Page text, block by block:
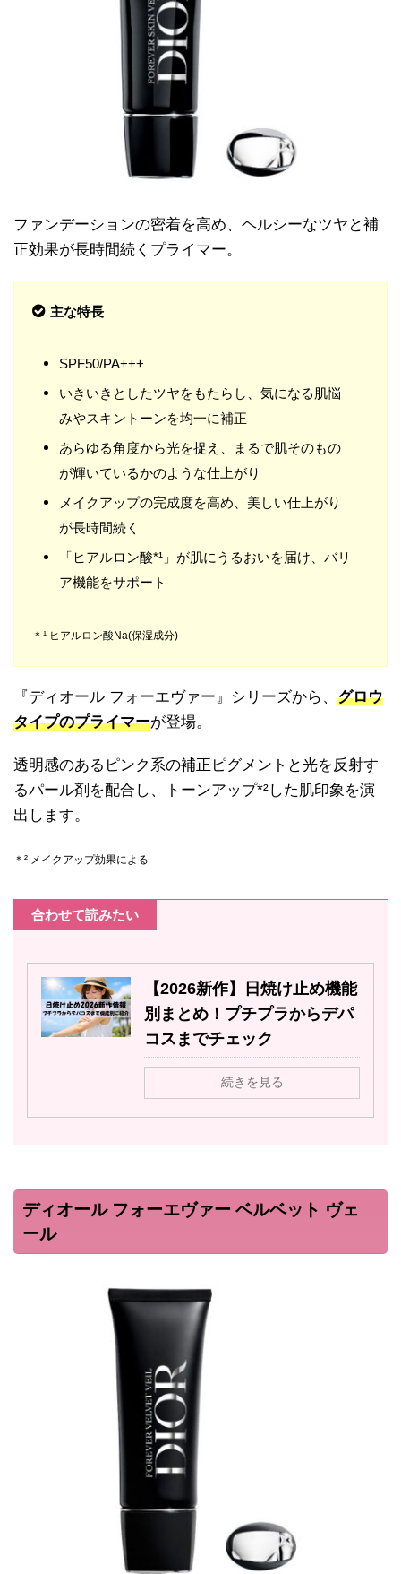
ファンデーションの密着を高め、ヘルシーなツヤと補
正効果が長時間続くプライマー。
主な特長
SPF50/PA+++
いきいきとしたツヤをもたらし、気になる肌悩
みやスキントーンを均一に補正
あらゆる角度から光を捉え、まるで肌そのもの
が輝いているかのような仕上がり
メイクアップの完成度を高め、美しい仕上がり
が長時間続く
「ヒアルロン酸*¹」が肌にうるおいを届け、バリ
ア機能をサポート
＊¹ ヒアルロン酸Na(保湿成分)
『ディオール フォーエヴァー』シリーズから、 グロウ
タイプのプライマーが登場。
透明感のあるピンク系の補正ピグメントと光を反射す
るパール剤を配合し、トーンアップ*²した肌印象を演
出します。
＊² メイクアップ効果による
合わせて読みたい
【2026新作】日焼け止め機能
別まとめ！プチプラからデパ
コスまでチェック
続きを見る
ディオール フォーエヴァー ベルベット ヴェ
ール